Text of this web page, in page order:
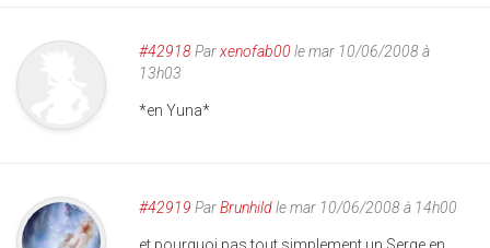
#42918Parxenofab00 le mar 10/06/2008 à
13h03
*en Yuna*
#42919 ParBrunhildle mar 10/06/2008 à 14h00